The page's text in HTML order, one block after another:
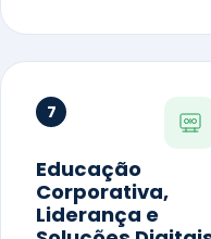
7
Educação
Corporativa,
Liderança e